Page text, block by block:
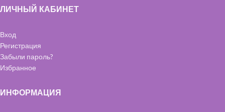
ЛИЧНЫЙ КАБИНЕТ
Вход
Регистрация
Забыли пароль?
Избранное
ИНФОРМАЦИЯ